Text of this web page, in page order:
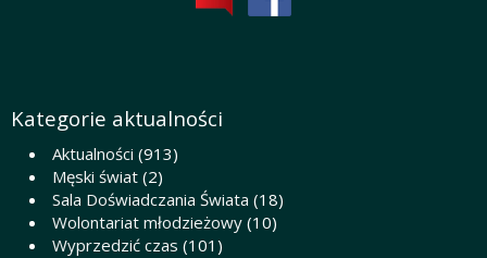
Kategorie aktualności
Aktualności (913)
Męski świat (2)
Sala Doświadczania Świata (18)
Wolontariat młodzieżowy (10)
Wyprzedzić czas (101)